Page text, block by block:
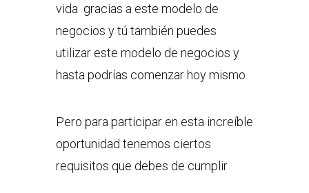
vida gracias a este modelo de
negocios y tú también puedes
utilizar este modelo de negocios y
hasta podrías comenzar hoy mismo.
Pero para participar en esta increíble
oportunidad tenemos ciertos
requisitos que debes de cumplir